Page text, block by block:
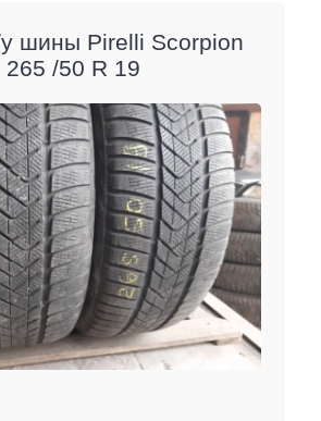
шины Pirelli Scorpion
/50 R 19